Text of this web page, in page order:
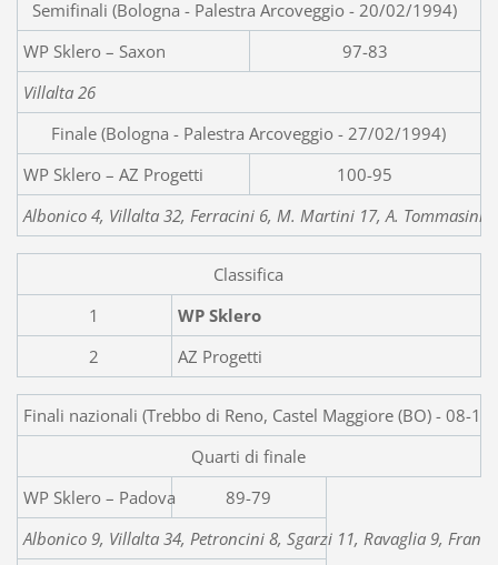
Semifinali (Bologna - Palestra Arcoveggio - 20/02/1994)
WP Sklero –
97-83
Villalta 26
Finale (Bologna - Palestra Arcoveggio - 27/02/1994)
WP Sklero – AZ Progetti
100-95
Albonico 4, Villalta 32, Ferracini 6, M. Martini 17, A. Tommasini
Classifica
1
WP Sklero
2
AZ Progetti
Finali nazionali (Trebbo di Reno, Castel Maggiore (BO) - 08-
Quarti di finale
WP Sklero –
89-79
Albonico 9, Villalta 34, Petroncini 8, Sgarzi 11, Ravaglia 9,